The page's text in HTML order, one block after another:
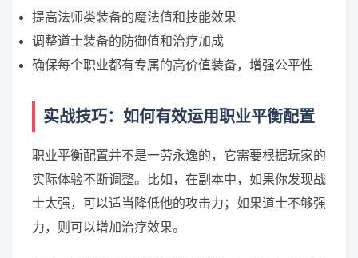
提高法师类装备的魔法值和技能效果
调整道士装备的防御值和治疗加成
确保每个职业都有专属的高价值装备，增强公平性
实战技巧：如何有效运用职业平衡配置
职业平衡配置并不是一劳永逸的，它需要根据玩家的
实际体验不断调整。比如，在副本中，如果你发现战
士太强，可以适当降低他的攻击力；如果道士不够强
力，则可以增加治疗效果。